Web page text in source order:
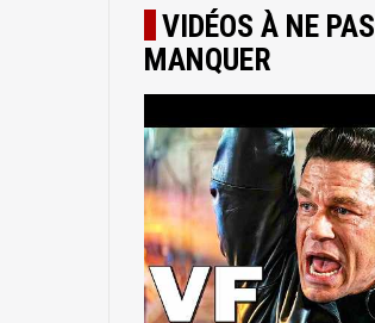
VIDÉOS À NE PAS
MANQUER